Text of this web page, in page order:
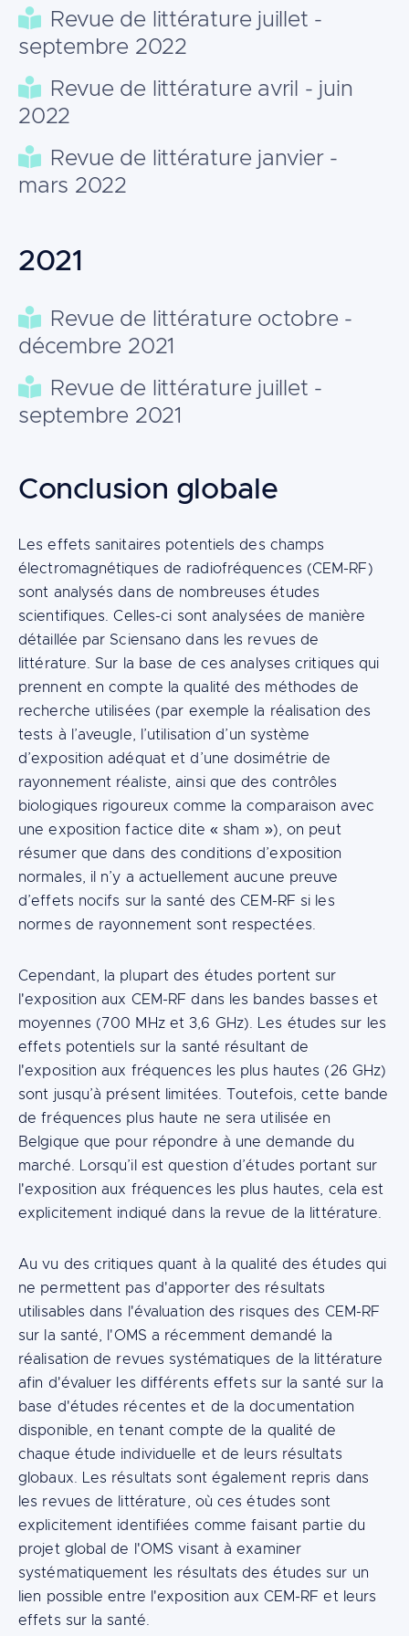
Revue de littérature juillet -
septembre 2022
Revue de littérature avril - juin
2022
Revue de littérature janvier -
mars 2022
2021
Revue de littérature octobre -
décembre 2021
Revue de littérature juillet -
septembre 2021
Conclusion globale
Les effets sanitaires potentiels des champs
électromagnétiques de radiofréquences (CEM-RF)
sont analysés dans de nombreuses études
scientifiques. Celles-ci sont analysées de manière
détaillée par Sciensano dans les revues de
littérature. Sur la base de ces analyses critiques qui
prennent en compte la qualité des méthodes de
recherche utilisées (par exemple la réalisation des
tests à l’aveugle, l’utilisation d’un système
d’exposition adéquat et d’une dosimétrie de
rayonnement réaliste, ainsi que des contrôles
biologiques rigoureux comme la comparaison avec
une exposition factice dite « sham »), on peut
résumer que dans des conditions d’exposition
normales, il n’y a actuellement aucune preuve
d’effets nocifs sur la santé des CEM-RF si les
normes de rayonnement sont respectées.
Cependant, la plupart des études portent sur
l'exposition aux CEM-RF dans les bandes basses et
moyennes (700 MHz et 3,6 GHz). Les études sur les
effets potentiels sur la santé résultant de
l'exposition aux fréquences les plus hautes (26 GHz)
sont jusqu’à présent limitées. Toutefois, cette bande
de fréquences plus haute ne sera utilisée en
Belgique que pour répondre à une demande du
marché. Lorsqu’il est question d’études portant sur
l'exposition aux fréquences les plus hautes, cela est
explicitement indiqué dans la revue de la littérature.
Au vu des critiques quant à la qualité des études qui
ne permettent pas d'apporter des résultats
utilisables dans l'évaluation des risques des CEM-RF
sur la santé, l'OMS a récemment demandé la
réalisation de revues systématiques de la littérature
afin d'évaluer les différents effets sur la santé sur la
base d'études récentes et de la documentation
disponible, en tenant compte de la qualité de
chaque étude individuelle et de leurs résultats
globaux. Les résultats sont également repris dans
les revues de littérature, où ces études sont
explicitement identifiées comme faisant partie du
projet global de l'OMS visant à examiner
systématiquement les résultats des études sur un
lien possible entre l'exposition aux CEM-RF et leurs
effets sur la santé.